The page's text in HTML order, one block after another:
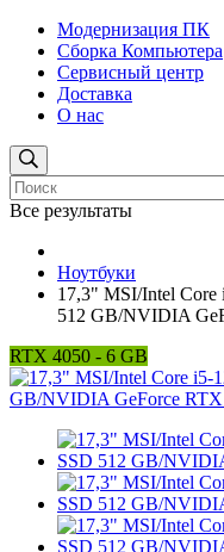
Модернизация ПК
Сборка Компьютера
Сервисный центр
Доставка
О нас
Все результаты
Ноутбуки
17,3" MSI/Intel
512 GB/NVIDIA
RTX 4050 - 6 GB